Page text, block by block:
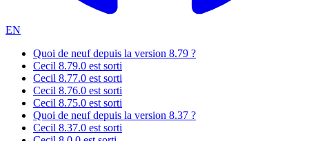
EN
Quoi de neuf depuis la version 8.79 ?
Cecil 8.79.0 est sorti
Cecil 8.77.0 est sorti
Cecil 8.76.0 est sorti
Cecil 8.75.0 est sorti
Quoi de neuf depuis la version 8.37 ?
Cecil 8.37.0 est sorti